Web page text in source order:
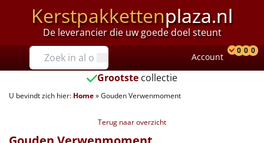
Kerstpakkettenplaza.nl
De leverancier die uw goede doel steunt
Prijzen
Tot €25
€25 tot €35
Account
0 0 0
Grootste collectie
U bevindt zich hier: Home»Gouden Verwenmoment
Terug naar overzicht